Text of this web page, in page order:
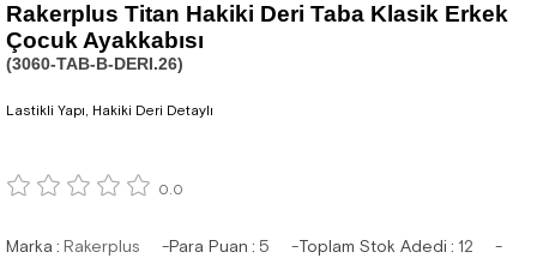
Rakerplus Titan Hakiki Deri Taba Klasik Erkek
Çocuk Ayakkabısı
(3060-TAB-B-DERI.26)
Lastikli Yapı, Hakiki Deri Detaylı
0.0
Marka: Rakerplus Para Puan : 5 Toplam Stok Adedi : 12